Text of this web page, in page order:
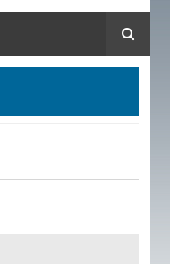
Suche